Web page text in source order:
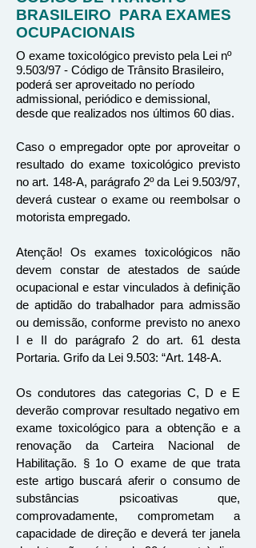
BRASILEIRO PARA EXAMES
OCUPACIONAIS
O exame toxicológico previsto pela Lei nº
9.503/97 - Código de Trânsito Brasileiro,
poderá ser aproveitado no período
admissional, periódico e demissional,
desde que realizados nos últimos 60 dias.
Caso o empregador opte por aproveitar o
resultado do exame toxicológico previsto
no art. 148-A, parágrafo 2º da Lei 9.503/97,
deverá custear o exame ou reembolsar o
motorista empregado.
Atenção! Os exames toxicológicos não
devem constar de atestados de saúde
ocupacional e estar vinculados à definição
de aptidão do trabalhador para admissão
ou demissão, conforme previsto no anexo
I e II do parágrafo 2 do art. 61 desta
Portaria. Grifo da Lei 9.503: “Art. 148-A.
Os condutores das categorias C, D e E
deverão comprovar resultado negativo em
exame toxicológico para a obtenção e a
renovação da Carteira Nacional de
Habilitação. § 1o O exame de que trata
este artigo buscará aferir o consumo de
substâncias psicoativas que,
comprovadamente, comprometam a
capacidade de direção e deverá ter janela